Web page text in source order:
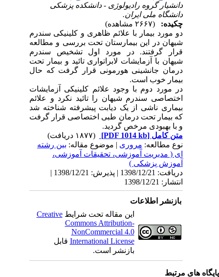
دانشیار گروه رادیولوژی - دانشکده پزشکی
دانشگاه ملی ایران.
چکیده:
دو مورد بیمار با علائم ظاهری و کلینیکی سندرم
شیهان در این بیمارستان تحت بررسی و مطالعه
قرار گرفتند. در مورد اول تشخیص سندرم
شیهان با آزمایشات لابراتواری تائید و بیمار تحت
درمان جانشینی هورمونی قرار گرفت که حال
بیمار خوب است.
در مورد دوم با وجود علائم کلینیکی آزمایشات
اختصاصی سندرم شیهان را تائید نکرد و علائم
بیماری ناشی از یک دیابت پیشرفته شناخته شد
که بیمار تحت درمان طبی اختصاصی قرار گرفت
و با بهبودی مرخص گردید.
متن کامل[PDF 1014 kb]
نوع مطالعه:مروری| موضوع مقاله:بین رشته
ای ( مدیریت آموزشی، تحقیقات آموزشی،
آموزش پزشکی )
دریافت: 1398/12/21 | پذیرش: 1398/12/21 |
انتشار: 1398/12/21
بازنشر اطلاعات
این مقاله تحت شرایطCreative
Commons Attribution-
NonCommercial 4.0
International Licenseقابل
بازنشر است.
های مرتبط